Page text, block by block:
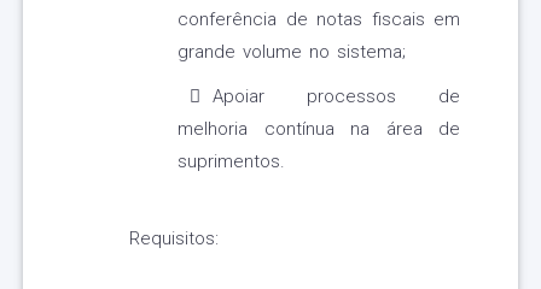
conferência de notas fiscais em
grande volume no sistema;
Apoiar processos de
melhoria contínua na área de
suprimentos.
Requisitos: